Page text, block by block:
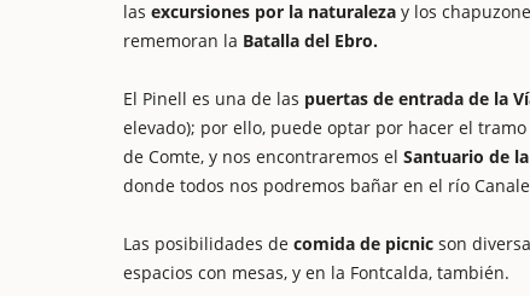
las excursiones por la naturaleza y los
rememoran la Batalla del Ebro.
El Pinell es una de las puertas de entrada de la
elevado); por ello, puede optar por hacer el
de Comte, y nos encontraremos el Santuario de
donde todos nos podremos bañar en el río
Las posibilidades de comida de picnic son
espacios con mesas, y en la Fontcalda, también.